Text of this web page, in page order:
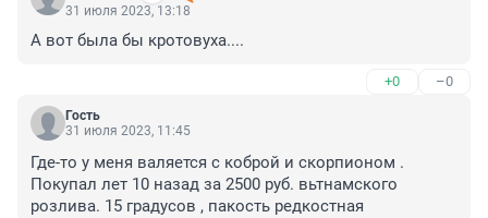
31 июля 2023, 13:18
А вот была бы кротовуха....
+0 –0
Гость
31 июля 2023, 11:45
Где-то у меня валяется с коброй и скорпионом .
Покупал лет 10 назад за 2500 руб. вьтнамского
розлива. 15 градусов , пакость редкостная